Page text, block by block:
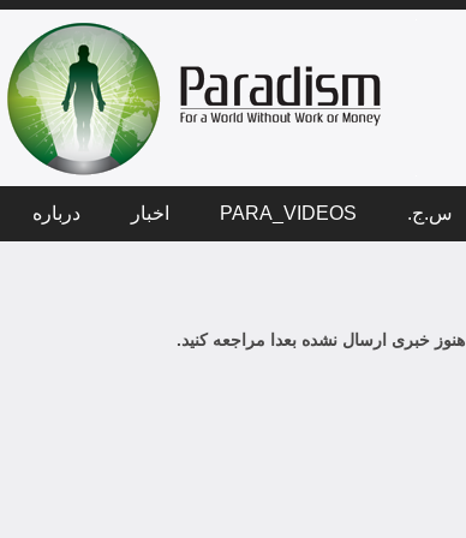
درباره اخبار PARA_VIDEOS س.ج.
هنوز خبری ارسال نشده بعدا مراجعه کنید.